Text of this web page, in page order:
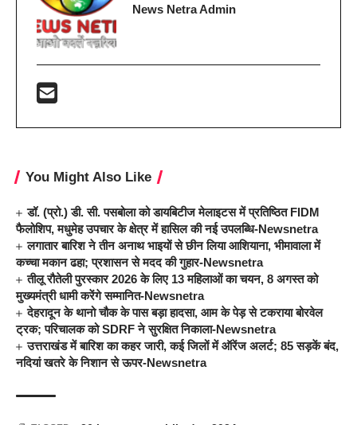
News Netra Admin
You Might Also Like
डॉ. (प्रो.) डी. सी. पसबोला को डायबिटीज मेलाइटस में प्रतिष्ठित FIDM
फैलोशिप, मधुमेह उपचार के क्षेत्र में हासिल की नई उपलब्धि-Newsnetra
लगातार बारिश ने तीन अनाथ भाइयों से छीन लिया आशियाना, भीमावाला में
कच्चा मकान ढहा; प्रशासन से मदद की गुहार-Newsnetra
तीलू रौतेली पुरस्कार 2026 के लिए 13 महिलाओं का चयन, 8 अगस्त को
मुख्यमंत्री धामी करेंगे सम्मानित-Newsnetra
देहरादून के थानो चौक के पास बड़ा हादसा, आम के पेड़ से टकराया बोरवेल
ट्रक; परिचालक को SDRF ने सुरक्षित निकाला-Newsnetra
उत्तराखंड में बारिश का कहर जारी, कई जिलों में ऑरेंज अलर्ट; 85 सड़कें बंद,
नदियां खतरे के निशान से ऊपर-Newsnetra